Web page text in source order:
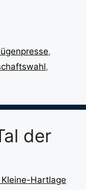
,
,
der
Hartlage